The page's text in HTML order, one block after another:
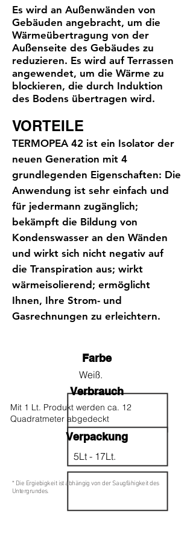
Es wird an Außenwänden von
Gebäuden angebracht, um die
Wärmeübertragung von der
Außenseite des Gebäudes zu
reduzieren. Es wird auf Terrassen
angewendet, um die Wärme zu
blockieren, die durch Induktion
des Bodens übertragen wird.
VORTEILE
TERMOPEA 42 ist ein Isolator der
neuen Generation mit 4
grundlegenden Eigenschaften: Die
Anwendung ist sehr einfach und
für jedermann zugänglich;
bekämpft die Bildung von
Kondenswasser an den Wänden
und wirkt sich nicht negativ auf
die Transpiration aus; wirkt
wärmeisolierend; ermöglicht
Ihnen, Ihre Strom- und
Gasrechnungen zu erleichtern.
Farbe
Weiß.
Verbrauch
Mit 1 Lt. Produkt werden ca. 12
Quadratmeter abgedeckt
Verpackung
5Lt - 17Lt.
* Die Ergiebigkeit ist abhängig von der Saugfähigkeit des
Untergrundes.